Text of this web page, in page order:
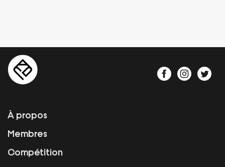
À propos
Membres
Compétition